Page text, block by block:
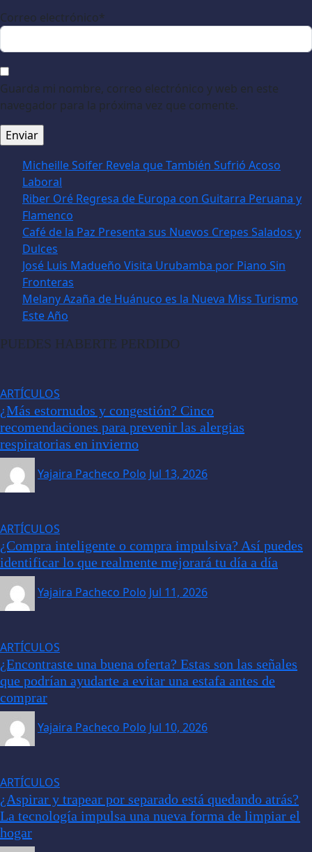
Correo electrónico*
Guarda mi nombre, correo electrónico y web en este
navegador para la próxima vez que comente.
Micheille Soifer Revela que También Sufrió Acoso
Laboral
Riber Oré Regresa de Europa con Guitarra Peruana y
Flamenco
Café de la Paz Presenta sus Nuevos Crepes Salados y
Dulces
José Luis Madueño Visita Urubamba por Piano Sin
Fronteras
Melany Azaña de Huánuco es la Nueva Miss Turismo
Este Año
PUEDES HABERTE PERDIDO
ARTÍCULOS
¿Más estornudos y congestión? Cinco
recomendaciones para prevenir las alergias
respiratorias en invierno
Yajaira Pacheco Polo Jul 13, 2026
ARTÍCULOS
¿Compra inteligente o compra impulsiva? Así puedes
identificar lo que realmente mejorará tu día a día
Yajaira Pacheco Polo Jul 11, 2026
ARTÍCULOS
¿Encontraste una buena oferta? Estas son las señales
que podrían ayudarte a evitar una estafa antes de
comprar
Yajaira Pacheco Polo Jul 10, 2026
ARTÍCULOS
¿Aspirar y trapear por separado está quedando atrás?
La tecnología impulsa una nueva forma de limpiar el
hogar